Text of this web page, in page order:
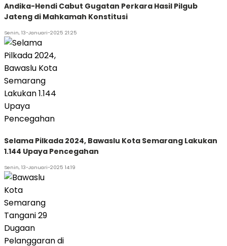
Andika-Hendi Cabut Gugatan Perkara Hasil Pilgub
Jateng di Mahkamah Konstitusi
Senin, 13-Januari-2025 21:25
Selama Pilkada 2024, Bawaslu Kota Semarang Lakukan
1.144 Upaya Pencegahan
Senin, 13-Januari-2025 14:19